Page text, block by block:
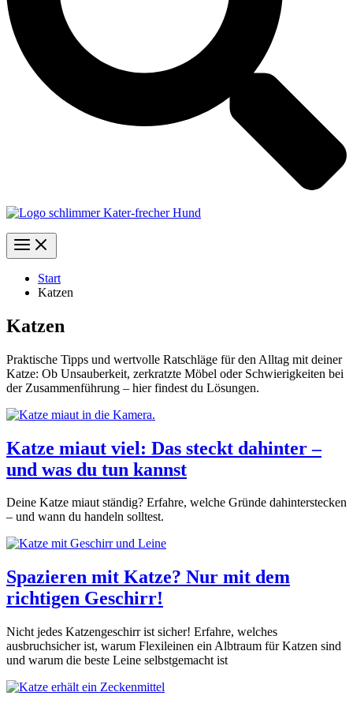
Start
Katzen
Katzen
Praktische Tipps und wertvolle Ratschläge für den Alltag mit deiner
Katze: Ob Unsauberkeit, zerkratzte Möbel oder Schwierigkeiten bei
der Zusammenführung – hier findest du Lösungen.
Katze miaut viel: Das steckt dahinter –
und was du tun kannst
Deine Katze miaut ständig? Erfahre, welche Gründe dahinterstecken
– und wann du handeln solltest.
Spazieren mit Katze? Nur mit dem
richtigen Geschirr!
Nicht jedes Katzengeschirr ist sicher! Erfahre, welches
ausbruchsicher ist, warum Flexileinen ein Albtraum für Katzen sind
und warum die beste Leine selbstgemacht ist